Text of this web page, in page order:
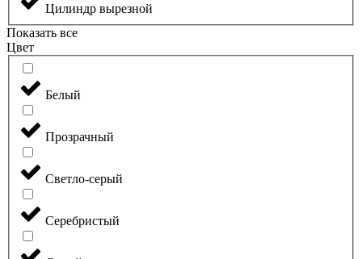
Цилиндр вырезной
Показать все
Цвет
Белый
Прозрачный
Светло-серый
Серебристый